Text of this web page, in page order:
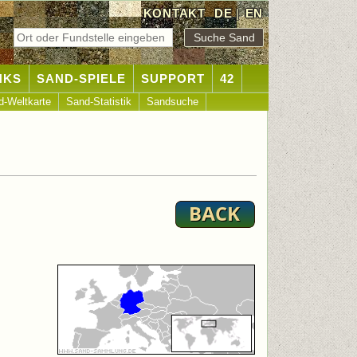
KONTAKT DE|EN
SAND-SPIELE SUPPORT 42
Weltkarte Sand-Statistik Sandsuche